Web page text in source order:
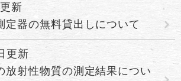
新
定器の無料貸出しについて
更新
放射性物質の測定結果につい